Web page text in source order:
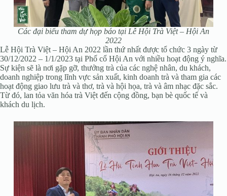
Các đại biểu tham dự họp báo tại Lễ Hội Trà Việt – Hội An
2022
Lễ Hội Trà Việt – Hội An 2022 lần thứ nhất được tổ chức 3 ngày từ
30/12/2022 – 1/1/2023 tại Phố cổ Hội An với nhiều hoạt động ý nghĩa.
Sự kiện sẽ là nơi gặp gỡ, thưởng trà của các nghệ nhân, du khách,
doanh nghiệp trong lĩnh vực sản xuất, kinh doanh trà và tham gia các
hoạt động giao lưu trà và thơ, trà và hội họa, trà và âm nhạc đặc sắc.
Từ đó, lan tỏa văn hóa trà Việt đến cộng đồng, bạn bè quốc tế và
khách du lịch.